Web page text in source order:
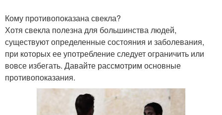
Кому противопоказана свекла?
Хотя свекла полезна для большинства людей,
существуют определенные состояния и заболевания,
при которых ее употребление следует ограничить или
вовсе избегать. Давайте рассмотрим основные
противопоказания.